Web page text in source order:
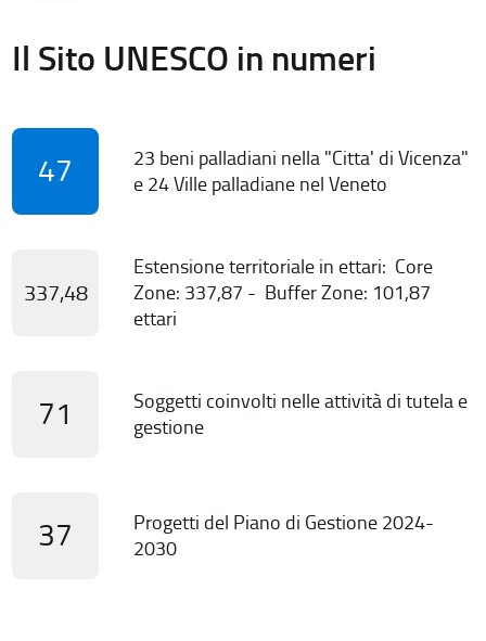
Il Sito UNESCO in numeri
47
23 beni palladiani nella "Citta' di Vicenza"
e 24 Ville palladiane nel Veneto
337,48
Estensione territoriale in ettari: Core
Zone: 337,87 - Buffer Zone: 101,87
ettari
71
Soggetti coinvolti nelle attività di tutela e
gestione
37
Progetti del Piano di Gestione 2024-
2030